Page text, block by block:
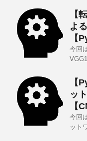
【
よ
【
今回
【
ッ
【
今回
ット